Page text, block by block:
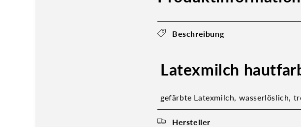
Beschreibung
Latexmilch
gefärbte Latexmilch, wasserlöslich,
Hersteller